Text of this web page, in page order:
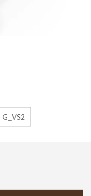
G_VS2